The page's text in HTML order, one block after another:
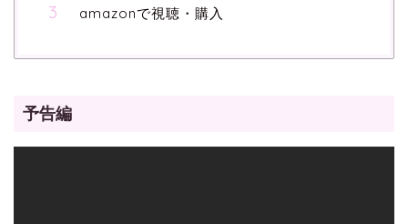
amazonで視聴・購入
予告編